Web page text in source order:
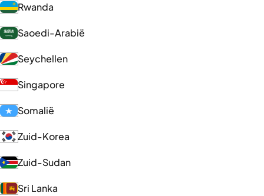
Rwanda
Saoedi-Arabië
Seychellen
Singapore
Somalië
Zuid-Korea
Zuid-Sudan
Sri Lanka